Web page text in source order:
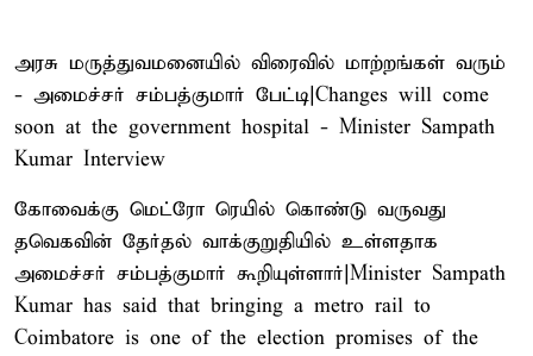
அரசு மருத்துவமனையில் விரைவில் மாற்றங்கள் வரும்
- அமைச்சர் சம்பத்குமார் பேட்டி|Changes will come
soon at the government hospital - Minister Sampath
Kumar Interview
கோவைக்கு மெட்ரோ ரெயில் கொண்டு வருவது
தவெகவின் தேர்தல் வாக்குறுதியில் உள்ளதாக
அமைச்சர் சம்பத்குமார் கூறியுள்ளார்|Minister Sampath
Kumar has said that bringing a metro rail to
Coimbatore is one of the election promises of the